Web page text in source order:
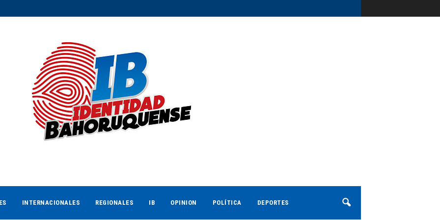
INTERNACIONALES REGIONALES IB OPINION POLÍTICA DEPORTES